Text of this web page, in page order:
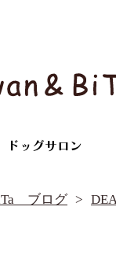
ドッグサロン
ブログ